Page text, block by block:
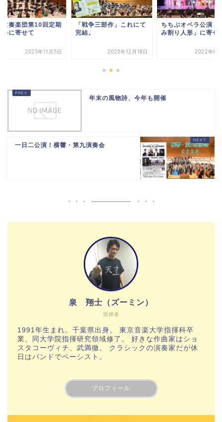
争三部作」これにて
。
2025年12月18日
ちちぶオペラ公演「くる
み割り人形」に寄せて
2022年8月25日
黒門吹奏楽団第10回
演奏会に寄せて
2023年11
年末の風物詩、今年も開催
一日二公演！横響・第九演奏会
指揮者
泉 翔士（ズーミン）
1991年生まれ。千葉県出身。 東京音楽大学指揮科卒
業、同大学院指揮研究領域修了。 好きな作曲家はショ
スタコーヴィチ、武満徹。 クラシックの演奏家だが休
日はバンドでベーシスト。
プロフィール